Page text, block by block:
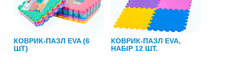
КОВРИК-ПАЗЛ EVA (6
ШТ)
КОВРИК-ПАЗЛ EVA,
НАБІР 12 ШТ.